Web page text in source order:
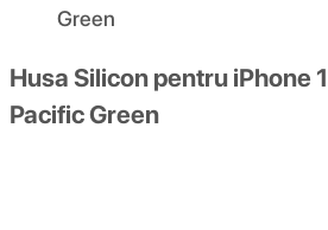
Green
Husa Silicon pentru iPhone
Pacific Green